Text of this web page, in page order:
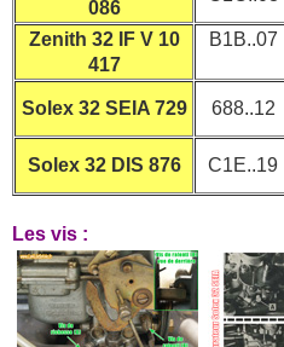
086
Zenith 32 IF V 10
417
B1B..07
Solex 32 SEIA 729 688..12
Solex 32 DIS 876 C1E..19
Les vis :